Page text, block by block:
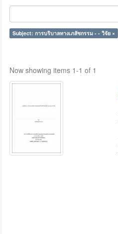
Subject: การบริบาลทางเภสัชกรรม - - วิจัย ×
Now showing items 1-1 of 1